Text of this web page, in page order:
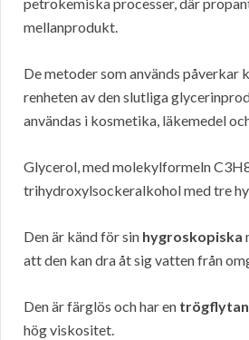
mellanprodukt.
De metoder som används påverkar
renheten av den slutliga
användas i kosmetika, läkemedel
Glycerol, med molekylformeln
trihydroxylsockeralkohol med tre
Den är känd för sin hygroskopiska
att den kan dra åt sig vatten från
Den är färglös och har en
hög viskositet.